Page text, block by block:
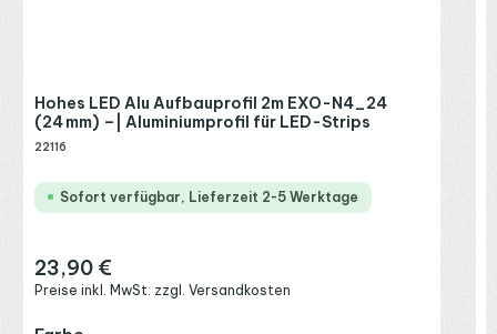
Hohes LED Alu Aufbauprofil 2m EXO-N4_24
(24 mm) –| Aluminiumprofil für LED-Strips
22116
Sofort verfügbar, Lieferzeit 2-5 Werktage
Regulärer Preis:
23,90 €
Preise inkl. MwSt. zzgl. Versandkosten